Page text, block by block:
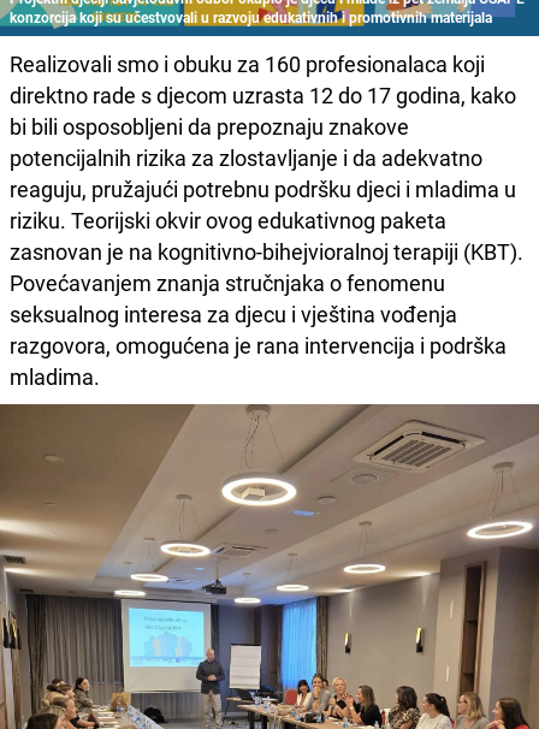
konzorcija koji su učestvovali u razvoju edukativnih i promotivnih materijala
Realizovali smo i obuku za 160 profesionalaca koji
direktno rade s djecom uzrasta 12 do 17 godina, kako
bi bili osposobljeni da prepoznaju znakove
potencijalnih rizika za zlostavljanje i da adekvatno
reaguju, pružajući potrebnu podršku djeci i mladima u
riziku. Teorijski okvir ovog edukativnog paketa
zasnovan je na kognitivno-bihejvioralnoj terapiji (KBT).
Povećavanjem znanja stručnjaka o fenomenu
seksualnog interesa za djecu i vještina vođenja
razgovora, omogućena je rana intervencija i podrška
mladima.